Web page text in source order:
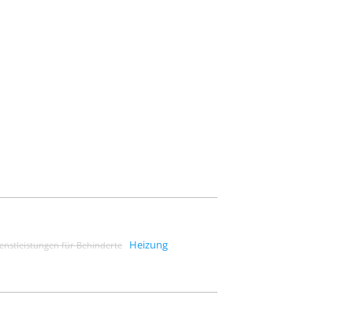
für Behinderte Heizung